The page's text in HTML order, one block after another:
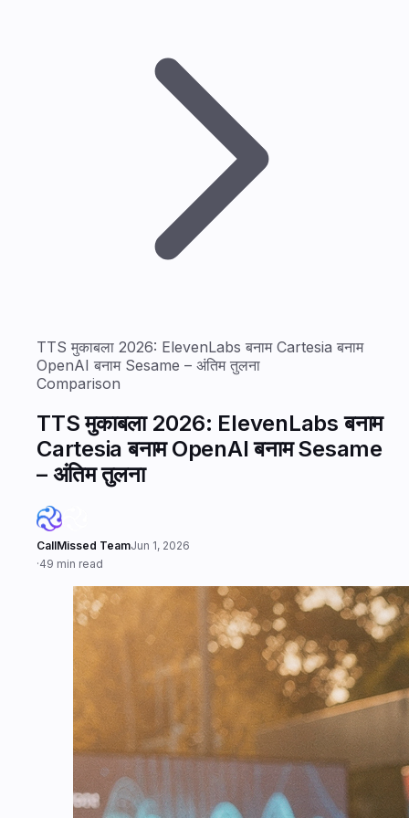
TTS मुकाबला 2026: ElevenLabs बनाम Cartesia बनाम
OpenAI बनाम Sesame – अंतिम तुलना
Comparison
TTS मुकाबला 2026: ElevenLabs बनाम
Cartesia बनाम OpenAI बनाम Sesame
– अंतिम तुलना
CallMissed TeamJun 1, 2026
·49 min read